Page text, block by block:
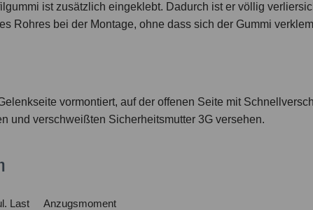
ist zusätzlich eingeklebt. Dadurch ist er völlig
Rohres bei der Montage, ohne dass sich der Gummi
vormontiert, auf der offenen Seite mit
und verschweißten Sicherheitsmutter 3G versehen.
Last
Anzugsmoment